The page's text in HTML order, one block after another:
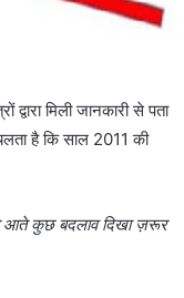
मिली जानकारी से पता
है कि साल 2011 की
आते कुछ बदलाव दिखा ज़रूर